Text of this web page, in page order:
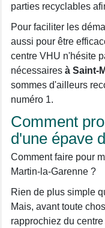
parties recyclables
Pour faciliter les
aussi pour être
centre VHU n'hésite
nécessaires à Saint-
sommes d'ailleurs
numéro 1.
Comment
d'une épave
Comment faire pour
Martin-la-Garenne ?
Rien de plus simple
Mais, avant toute
rapprochiez du centre